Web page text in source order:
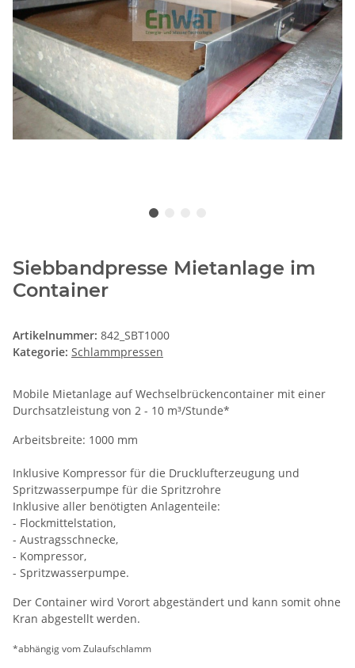
Siebbandpresse Mietanlage im
Container
Artikelnummer: 842_SBT1000
Kategorie: Schlammpressen
Mobile Mietanlage auf Wechselbrückencontainer mit einer
Durchsatzleistung von 2 - 10 m³/Stunde*
Arbeitsbreite: 1000 mm
Inklusive Kompressor für die Drucklufterzeugung und
Spritzwasserpumpe für die Spritzrohre
Inklusive aller benötigten Anlagenteile:
- Flockmittelstation,
- Austragsschnecke,
- Kompressor,
- Spritzwasserpumpe.
Der Container wird Vorort abgeständert und kann somit ohne
Kran abgestellt werden.
*abhängig vom Zulaufschlamm